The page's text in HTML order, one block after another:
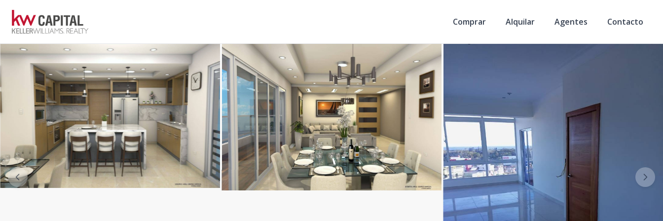
Comprar Alquilar Agentes Contacto